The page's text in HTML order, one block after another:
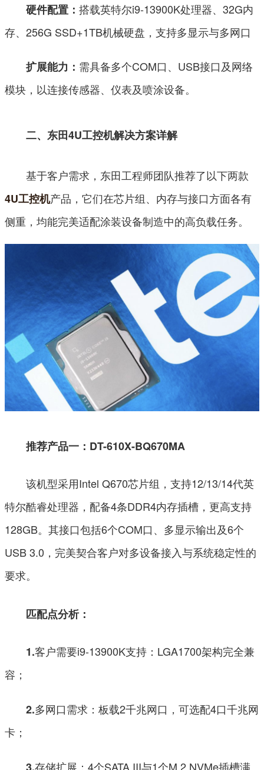
硬件配置：搭载英特尔i9-13900K处理器、32G内
存、256G SSD+1TB机械硬盘，支持多显示与多网口
扩展能力： 需具备多个COM口、USB接口及网络
模块，以连接传感器、仪表及喷涂设备。
二、东田4U工控机解决方案详解
基于客户需求，东田工程师团队推荐了以下两款
4U工控机产品，它们在芯片组、内存与接口方面各有
侧重，均能完美适配涂装设备制造中的高负载任务。
推荐产品一：DT-610X-BQ670MA
该机型采用Intel Q670芯片组，支持12/13/14代英
特尔酷睿处理器，配备4条DDR4内存插槽，更高支持
128GB。其接口包括6个COM口、多显示输出及6个
USB 3.0，完美契合客户对多设备接入与系统稳定性的
要求。
匹配点分析：
1.客户需要i9-13900K支持：LGA1700架构完全兼
容；
2.多网口需求：板载2千兆网口，可选配4口千兆网
卡；
3.存储扩展：4个SATA III与1个M.2 NVMe插槽满